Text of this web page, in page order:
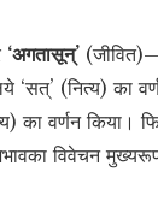
‘अगतासून्’
‘सत्’ (नित्य) का
का वर्णन
विवेचन